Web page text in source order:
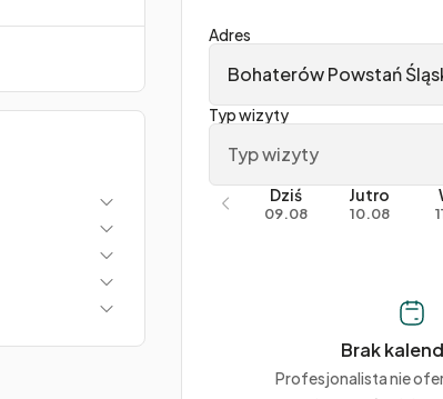
Adres
Bohaterów Powstań
Typ wizyty
Typ wizyty
Dziś
09.08
Jutro
10.08
Brak
Profesjonalista nie